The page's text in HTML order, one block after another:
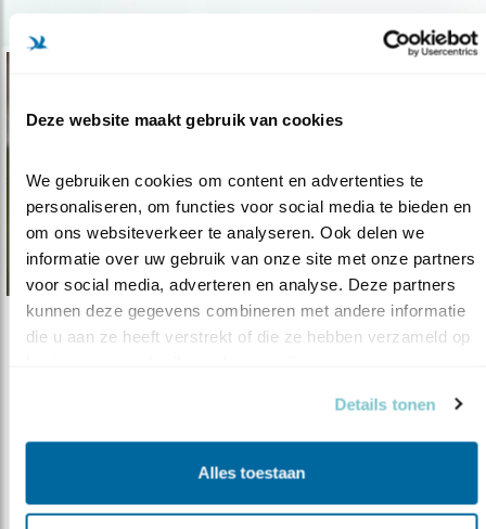
Deze website maakt gebruik van cookies
We gebruiken cookies om content en advertenties te
personaliseren, om functies voor social media te bieden en
om ons websiteverkeer te analyseren. Ook delen we
informatie over uw gebruik van onze site met onze partners
voor social media, adverteren en analyse. Deze partners
kunnen deze gegevens combineren met andere informatie
die u aan ze heeft verstrekt of die ze hebben verzameld op
Details tonen
Alles toestaan
Nieuws
Maatregelen in Zeeuws natuurgebied hebben
goed gewerkt
lees meer